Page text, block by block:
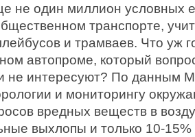
не один миллион условных
транспорте,
и трамваев. Что уж
автопроме, который
не интересуют? По данным
и мониторингу
вредных веществ в
выхлопы и только 10-